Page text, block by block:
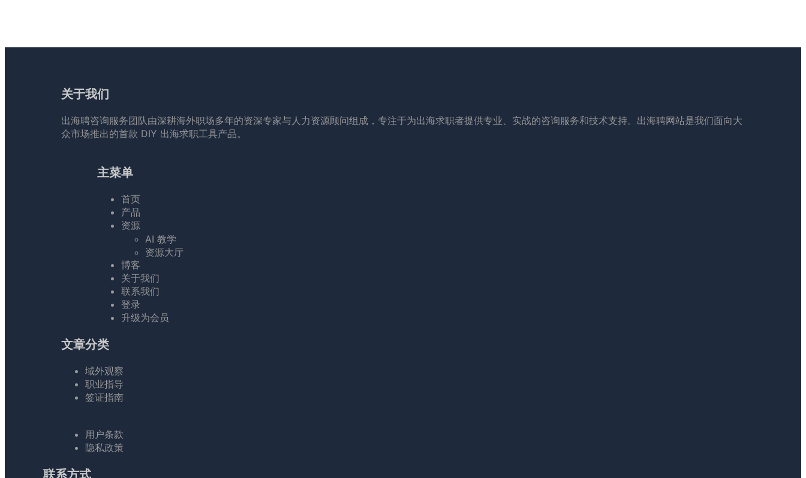
关于我们
出海聘咨询服务团队由深耕海外职场多年的资深专家与人力资源顾问组成，专注于为出海求职者提供专业、实战的咨询服务和技术支持。出海聘网站是我们面向大
众市场推出的首款 DIY 出海求职工具产品。
主菜单
首页
产品
资源
AI 教学
资源大厅
博客
关于我们
联系我们
登录
升级为会员
文章分类
域外观察
职业指导
签证指南
用户条款
隐私政策
联系方式